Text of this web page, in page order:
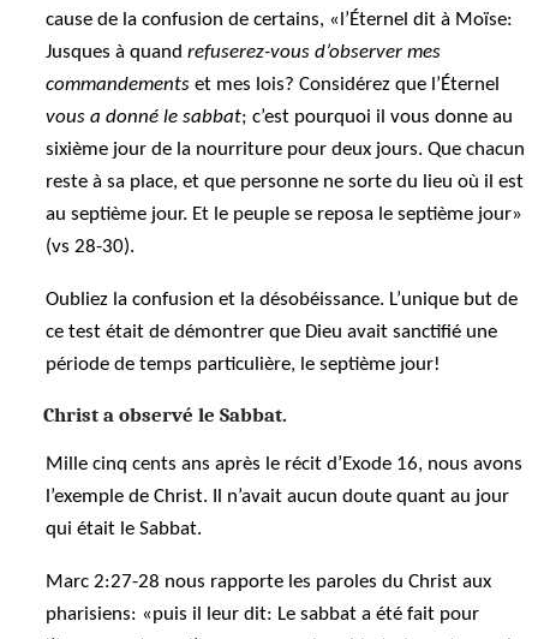
cause de la confusion de certains, «l’Éternel dit à Moïse:
Jusques à quandrefuserez-vous d’observer mes
commandements et mes lois? Considérez que l’Éternel
vous a donné le sabbat; c’est pourquoi il vous donne au
sixième jour de la nourriture pour deux jours. Que chacun
reste à sa place, et que personne ne sorte du lieu où il est
au septième jour. Et le peuple se reposa le septième jour»
(vs 28-30).
Oubliez la confusion et la désobéissance. L’unique but de
ce test était de démontrer que Dieu avait sanctifié une
période de temps particulière, le septième jour!
Christ a observé le Sabbat.
Mille cinq cents ans après le récit d’Exode 16, nous avons
l’exemple de Christ. Il n’avait aucun doute quant au jour
qui était le Sabbat.
Marc 2:27-28 nous rapporte les paroles du Christ aux
pharisiens: «puis il leur dit: Le sabbat a été fait pour